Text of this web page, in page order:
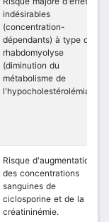
indésirables
(concentration-
dépendants) à type de
rhabdomyolyse
(diminution du
métabolisme de
l'hypocholestérolémiant).
Risque d'augmentation
des concentrations
sanguines de
ciclosporine et de la
créatininémie.